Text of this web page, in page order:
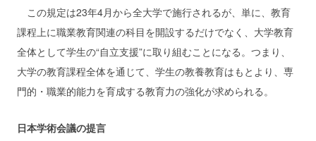
この規定は23年4月から全大学で施行されるが、単に、教育
課程上に職業教育関連の科目を開設するだけでなく、大学教育
全体として学生の“自立支援”に取り組むことになる。つまり、
大学の教育課程全体を通じて、学生の教養教育はもとより、専
門的・職業的能力を育成する教育力の強化が求められる。
日本学術会議の提言